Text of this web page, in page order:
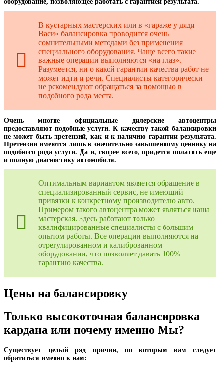
оборудование, позволяющее работать с гарантией результата.
В кустарных мастерских или в «гараже у дяди
Васи» балансировка проводится очень
сомнительными методами без применения
специального оборудования. Чаще всего такие
важные операции выполняются «на глаз».
Разумеется, ни о какой гарантии качества работ не
может идти и речи. Специалисты категорически
не рекомендуют обращаться за помощью в
подобного рода места.
Очень многие официальные дилерские автоцентры
предоставляют подобные услуги. К качеству такой балансировки
не может быть претензий, как и к наличию гарантии результата.
Претензии имеются лишь к значительно завышенному ценнику на
подобного рода услуги. Да и, скорее всего, придется оплатить еще
и полную диагностику автомобиля.
Оптимальным вариантом является обращение в
специализированный сервис, не имеющий
привязки к конкретному производителю авто.
Примером такого автоцентра может являться наша
мастерская. Здесь работают только
квалифицированные специалисты с большим
опытом работы. Все операции выполняются на
отрегулированном и калиброванном
оборудовании, что позволяет давать 100%
гарантию качества.
Цены на балансировку
Только высокоточная балансировка
кардана или почему именно Мы?
Существует целый ряд причин, по которым вам следует
обратиться именно к нам: